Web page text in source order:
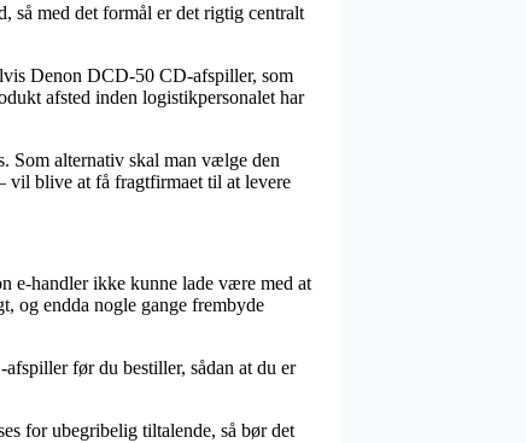
så med det formål er det rigtig centralt
Denon DCD-50 CD-afspiller, som
afsted inden logistikpersonalet har
Som alternativ skal man vælge den
vil blive at få fragtfirmaet til at levere
e-handler ikke kunne lade være med at
og endda nogle gange frembyde
før du bestiller, sådan at du er
for ubegribelig tiltalende, så bør det